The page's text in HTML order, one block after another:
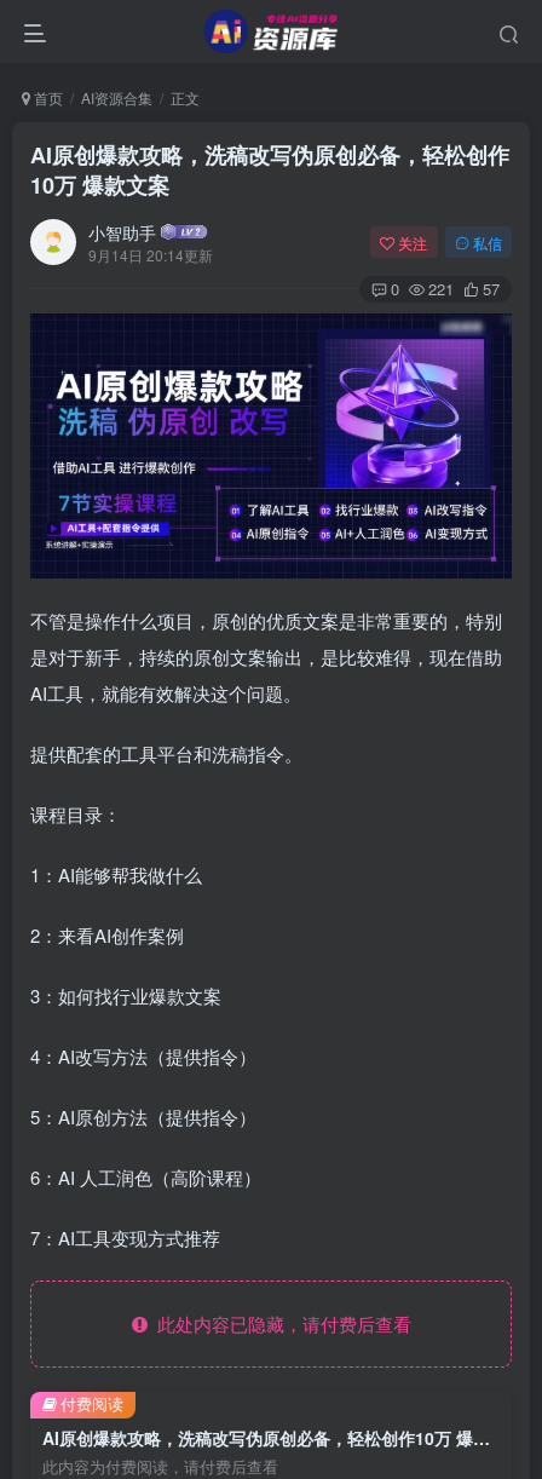
首页 AI资源合集 正文
AI原创爆款攻略，洗稿改写伪原创必备，轻松创作
10万 爆款文案
小智助手
9月14日 20:14更新
关注 私信
0 221 57
不管是操作什么项目，原创的优质文案是非常重要的，特别
是对于新手，持续的原创文案输出，是比较难得，现在借助
AI工具，就能有效解决这个问题。
提供配套的工具平台和洗稿指令。
课程目录：
1：AI能够帮我做什么
2：来看AI创作案例
3：如何找行业爆款文案
4：AI改写方法（提供指令）
5：AI原创方法（提供指令）
6：AI 人工润色（高阶课程）
7：AI工具变现方式推荐
此处内容已隐藏，请付费后查看
AI原创爆款攻略，洗稿改写伪原创必备，轻松创作10万 爆款文案
此内容为付费阅读，请付费后查看
付费阅读